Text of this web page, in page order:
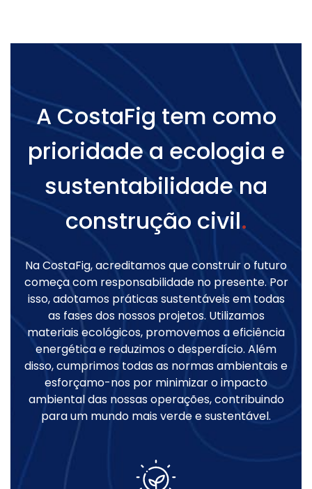
A CostaFig tem como
prioridade a ecologia e
sustentabilidade na
construção civil.
Na CostaFig, acreditamos que construir o futuro
começa com responsabilidade no presente. Por
isso, adotamos práticas sustentáveis em todas
as fases dos nossos projetos. Utilizamos
materiais ecológicos, promovemos a eficiência
energética e reduzimos o desperdício. Além
disso, cumprimos todas as normas ambientais e
esforçamo-nos por minimizar o impacto
ambiental das nossas operações, contribuindo
para um mundo mais verde e sustentável.